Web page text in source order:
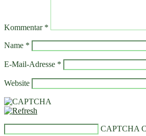
Kommentar *
Name *
E-Mail-Adresse *
Website
CAPTCHA